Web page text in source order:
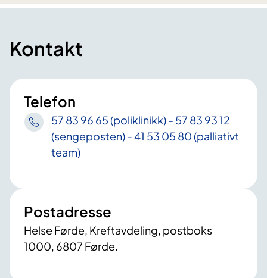
Kontakt
Telefon
57 83 96 65 (poliklinikk) - 57 83 93 12
(sengeposten) - 41 53 05 80 (palliativt
team)
Postadresse
Helse Førde, Kreftavdeling, postboks
1000, 6807 Førde.